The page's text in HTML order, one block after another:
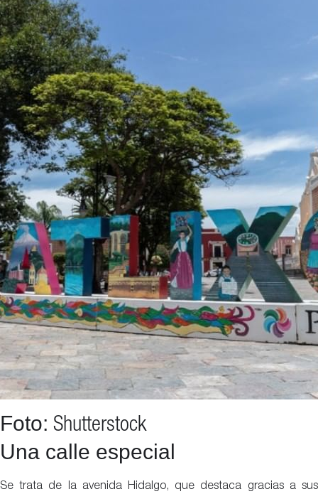
Foto: Shutterstock
Una calle especial
Se trata de la avenida Hidalgo, que destaca gracias a sus